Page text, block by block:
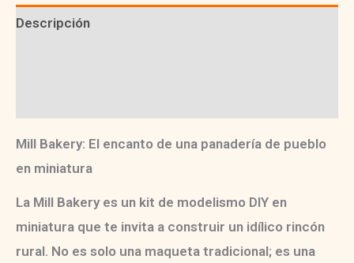
Descripción
Mill Bakery: El encanto de una panadería de pueblo
en miniatura
La Mill Bakeryes un kit de modelismo DIY en
miniatura que te invita a construir un idílico rincón
rural. No es solo una maqueta tradicional; es una